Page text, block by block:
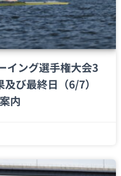
イング選手権大会3
び最終日（6/7）
内